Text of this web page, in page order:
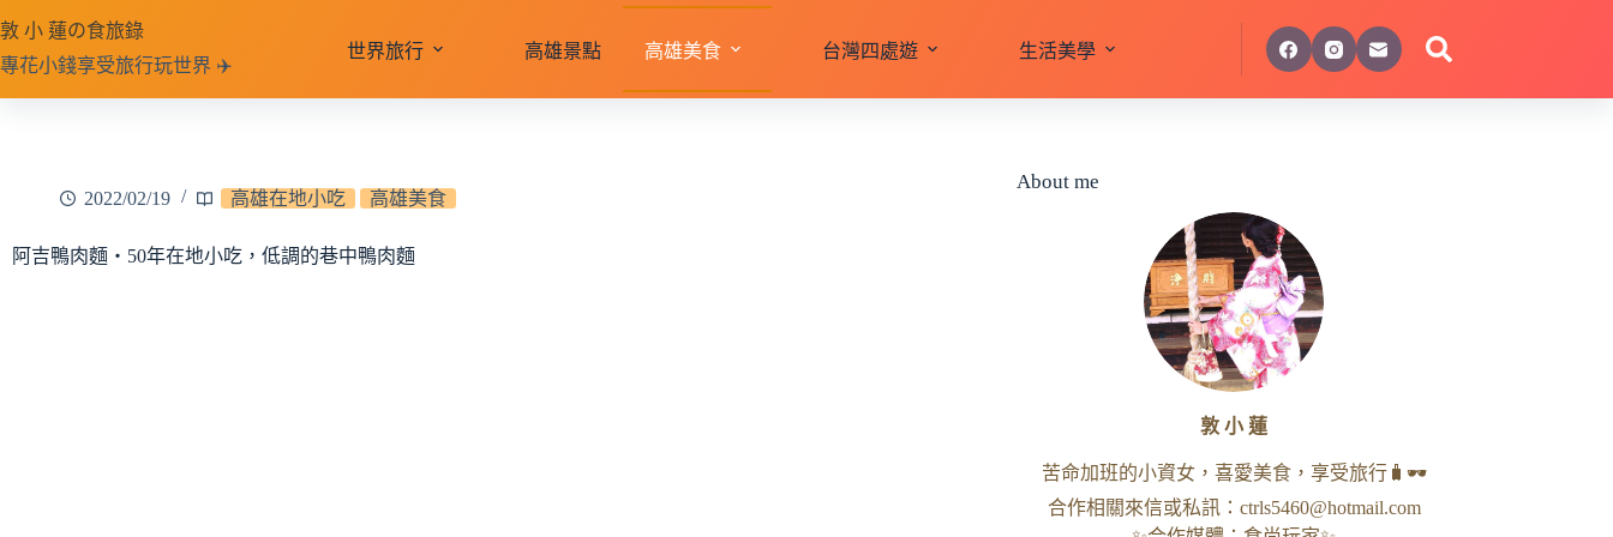
至
主
要
敦 小 蓮の食旅錄
專花小錢享受旅行玩世界 ✈️
世界旅行 高雄景點 高雄美食 台灣四處遊 生活美學
2022/02/19 高雄在地小吃 高雄美食
阿吉鴨肉麵‧50年在地小吃，低調的巷中鴨肉麵
About me
敦 小 蓮
苦命加班的小資女，喜愛美食，享受旅行🧳🕶
合作相關來信或私訊： ctrls5460@hotmail.com